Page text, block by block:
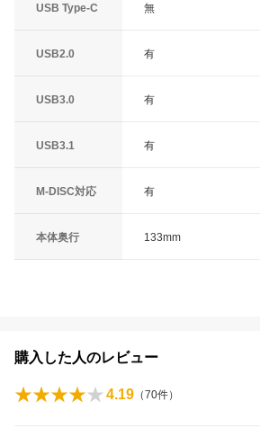
USB Type-C 無
USB2.0 有
USB3.0 有
USB3.1 有
M-DISC対応 有
本体奥行 133mm
購入した人のレビュー
4.19 （70件）